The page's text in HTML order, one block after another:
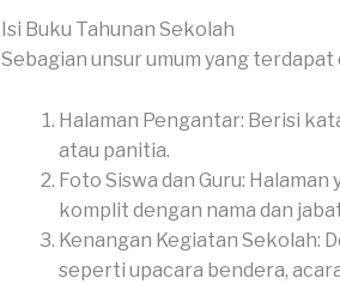
Isi Buku Tahunan Sekolah
Sebagian unsur umum yang
Halaman Pengantar: Berisi
atau panitia.
Foto Siswa dan Guru:
komplit dengan nama dan
Kenangan Kegiatan Sekolah:
seperti upacara bendera,